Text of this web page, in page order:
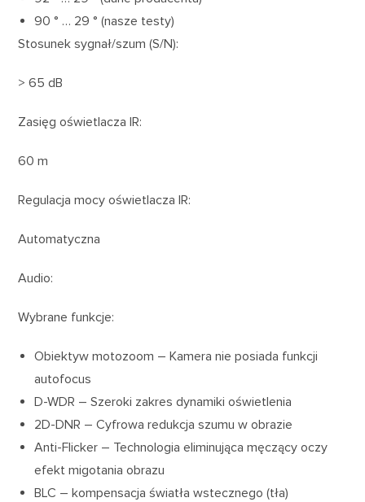
90 ° … 29 ° (nasze testy)
Stosunek sygnał/szum (S/N):
> 65 dB
Zasięg oświetlacza IR:
60 m
Regulacja mocy oświetlacza IR:
Automatyczna
Audio:
Wybrane funkcje:
Obiektyw motozoom – Kamera nie posiada funkcji
autofocus
D-WDR – Szeroki zakres dynamiki oświetlenia
2D-DNR – Cyfrowa redukcja szumu w obrazie
Anti-Flicker – Technologia eliminująca męczący oczy
efekt migotania obrazu
BLC – kompensacja światła wstecznego (tła)